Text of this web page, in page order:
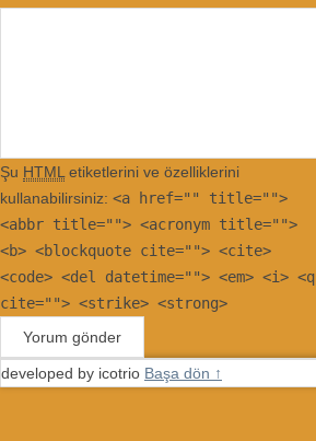
Şu HTML etiketlerini ve özelliklerini
kullanabilirsiniz: <a href="" title="">
<abbr title=""> <acronym title="">
<b> <blockquote cite=""> <cite>
<code> <del datetime=""> <em> <i> <q
cite=""> <strike> <strong>
developed by icotrio Başa dön ↑